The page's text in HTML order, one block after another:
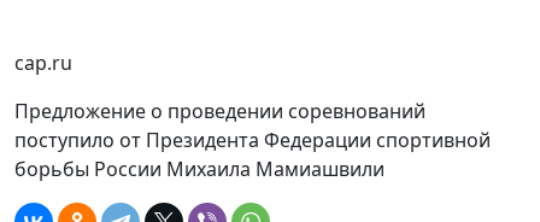
cap.ru
Предложение о проведении соревнований
поступило от Президента Федерации спортивной
борьбы России Михаила Мамиашвили